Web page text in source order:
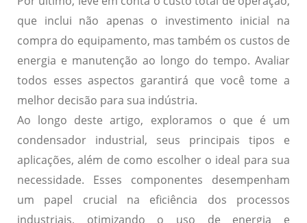
que inclui não apenas o investimento inicial na
compra do equipamento, mas também os custos de
energia e manutenção ao longo do tempo. Avaliar
todos esses aspectos garantirá que você tome a
melhor decisão para sua indústria.
Ao longo deste artigo, exploramos o que é um
condensador industrial, seus principais tipos e
aplicações, além de como escolher o ideal para sua
necessidade. Esses componentes desempenham
um papel crucial na eficiência dos processos
industriais, otimizando o uso de energia e